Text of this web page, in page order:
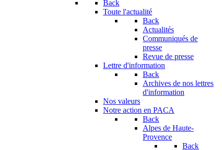
Back
Toute l'actualité
Back
Actualités
Communiqués de
presse
Revue de presse
Lettre d'information
Back
Archives de nos lettres
d'information
Nos valeurs
Notre action en PACA
Back
Alpes de Haute-
Provence
Back